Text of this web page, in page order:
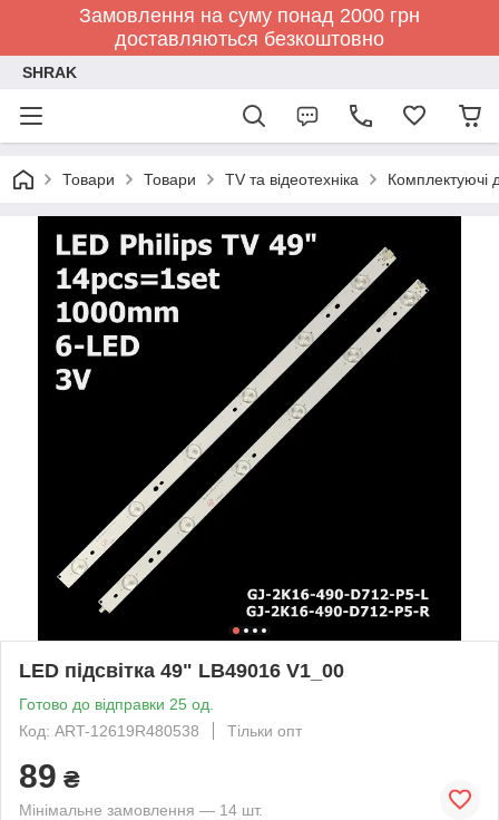
Замовлення на суму понад 2000 грн
доставляються безкоштовно
SHRAK
Товари Товари TV та відеотехніка Комплектуючі
LED підсвітка 49" LB49016 V1_00
Готово до відправки 25 од.
Код: ART-12619R480538
Тільки опт
89 ₴
Мінімальне замовлення — 14 шт.